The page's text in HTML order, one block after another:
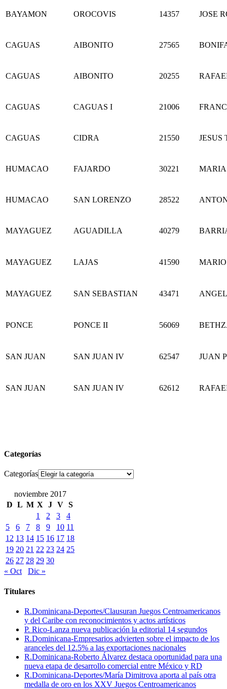
BAYAMON OROCOVIS 14357 JOSE
CAGUAS AIBONITO 27565
CAGUAS AIBONITO 20255
CAGUAS CAGUAS I 21006
CAGUAS CIDRA 21550 JESUS
HUMACAO FAJARDO 30221 MARIA
HUMACAO SAN LORENZO 28522
MAYAGUEZ AGUADILLA 40279
MAYAGUEZ LAJAS 41590
MAYAGUEZ SAN SEBASTIAN 43471
PONCE PONCE II 56069
SAN JUAN SAN JUAN IV 62547 JUAN
SAN JUAN SAN JUAN IV 62612
Categorías
Categorías
noviembre 2017
D L M X J V S
1
2 3
4
5
6 7 8 9 10 11
12 13 14 15 16 17 18
19 20 21 22 23 24 25
26 27 28 29 30
« Oct
Dic »
Titulares
R.Dominicana-Deportes/Clausuran Juegos Centroamericanos
y del Caribe con reconocimientos y actos artísticos
P. Rico-Lanza nueva publicación la editorial 14 segundos
R.Dominicana-Empresarios advierten sobre el impacto de los
aranceles del 12.5% a las exportaciones nacionales
R.Dominicana-Roberto Álvarez destaca oportunidad para una
nueva etapa de desarrollo comercial entre México y RD
R.Dominicana-Deportes/María Dimitrova aporta al país otra
medalla de oro en los XXV Juegos Centroamericanos